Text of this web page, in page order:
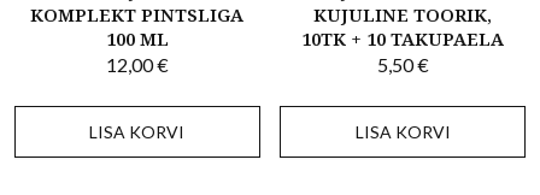
KOMPLEKT PINTSLIGA
100 ML
12,00€
LISA KORVI
KUJULINE TOORIK,
10TK + 10 TAKUPAELA
5,50€
LISA KORVI